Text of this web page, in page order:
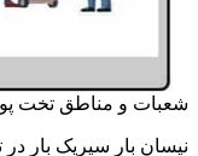
شعبات و مناطق تخت
نیسان بار سیریک بار